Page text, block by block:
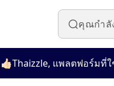
แพลตฟอร์มที่ใช้ง